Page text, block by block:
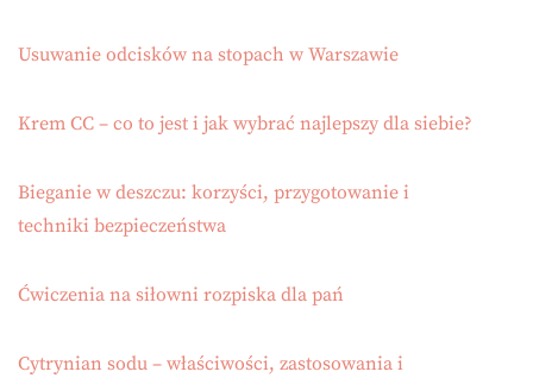
Usuwanie odcisków na stopach w Warszawie
Krem CC – co to jest i jak wybrać najlepszy dla siebie?
Bieganie w deszczu: korzyści, przygotowanie i
techniki bezpieczeństwa
Ćwiczenia na siłowni rozpiska dla pań
Cytrynian sodu – właściwości, zastosowania i